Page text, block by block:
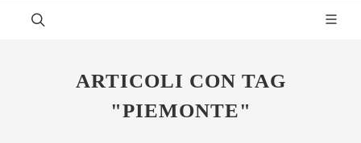
ARTICOLI CON TAG
"PIEMONTE"